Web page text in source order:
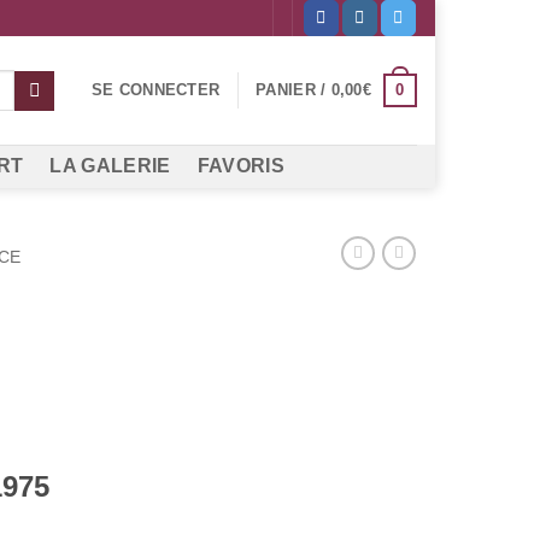
SE CONNECTER PANIER / 0,00€ 0
LA GALERIE FAVORIS